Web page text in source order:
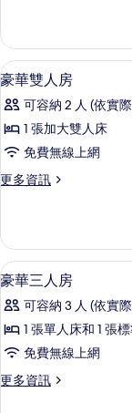
有
相
片
房
的
詳
顯
示
豪
華
人
的
所
有
相
片
13
豪華雙人房
可容納 2 人 (依實
1 張加大雙人床
免費無線上網
更多資訊
更
雙
人
房
詳
情
顯
示
豪
華
人
11
豪華三人房
可容納 3 人 (依實
1 張單人床和 1 張
免費無線上網
更多資訊
更